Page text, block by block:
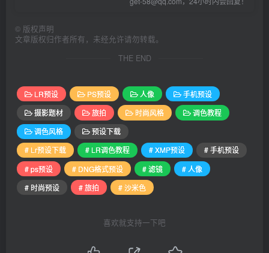
© 版权声明
文章版权归作者所有，未经允许请勿转载。
THE END
LR预设 PS预设 人像
手机预设
摄影题材
旅拍 时尚风格
调色教程
调色风格
预设下载
# Lr预设下载
# LR调色教程 # XMP预设
# 手机预设
# ps预设
# DNG格式预设 # 滤镜
# 人像
# 时尚预设
# 旅拍 # 沙米色
喜欢就支持一下吧